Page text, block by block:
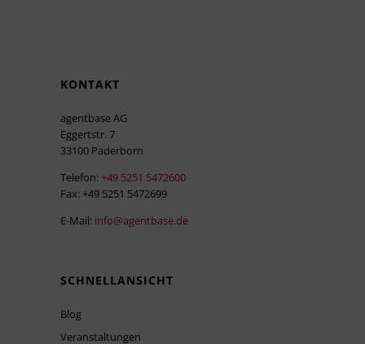
KONTAKT
agentbase AG
Eggertstr. 7
33100 Paderborn
Telefon: +49 5251 5472600
Fax: +49 5251 5472699
E-Mail: info@agentbase.de
SCHNELLANSICHT
Blog
Veranstaltungen